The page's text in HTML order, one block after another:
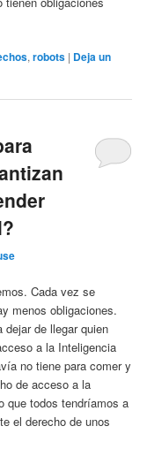
,robots | Deja un
Cada vez se
menos obligaciones.
de llegar quien
a la Inteligencia
no tiene para comer y
de acceso a la
que todos tendríamos a
el derecho de unos